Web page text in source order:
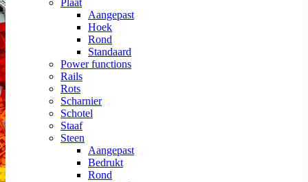
Aangepast
Hoek
Rond
Standaard
Power functions
Rails
Rots
Scharnier
Schotel
Staaf
Steen
Aangepast
Bedrukt
Rond